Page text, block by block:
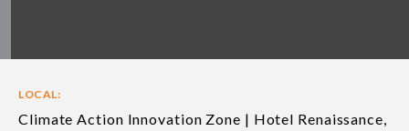
LOCAL:
Climate Action Innovation Zone | Hotel Renaissance,